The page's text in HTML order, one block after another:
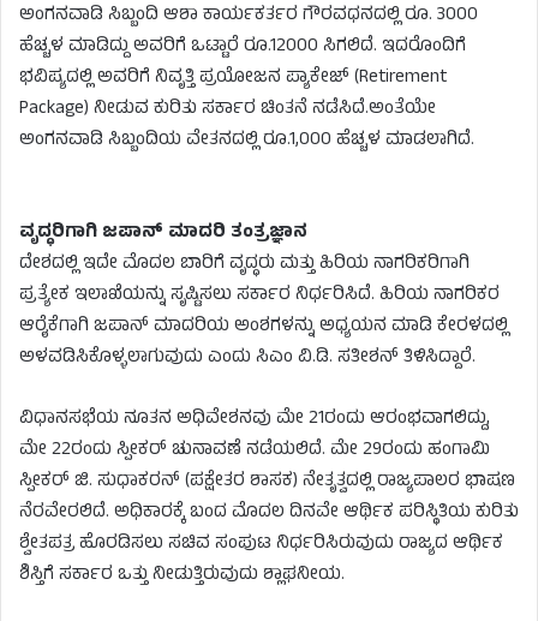
ಅಂಗನವಾಡಿ ಸಿಬ್ಬಂದಿ ಆಶಾ ಕಾರ್ಯಕರ್ತರ ಗೌರವಧನದಲ್ಲಿ ರೂ. 3000
ಹೆಚ್ಚಳ ಮಾಡಿದ್ದು ಅವರಿಗೆ ಒಟ್ಟಾರೆ ರೂ.12000 ಸಿಗಲಿದೆ. ಇದರೊಂದಿಗೆ
ಭವಿಷ್ಯದಲ್ಲಿ ಅವರಿಗೆ ನಿವೃತ್ತಿ ಪ್ರಯೋಜನ ಪ್ಯಾಕೇಜ್ (Retirement
Package) ನೀಡುವ ಕುರಿತು ಸರ್ಕಾರ ಚಿಂತನೆ ನಡೆಸಿದೆ.ಅಂತೆಯೇ
ಅಂಗನವಾಡಿ ಸಿಬ್ಬಂದಿಯ ವೇತನದಲ್ಲಿ ರೂ.1,000 ಹೆಚ್ಚಳ ಮಾಡಲಾಗಿದೆ.
ವೃದ್ಧರಿಗಾಗಿ ಜಪಾನ್ ಮಾದರಿ ತಂತ್ರಜ್ಞಾನ
ದೇಶದಲ್ಲಿ ಇದೇ ಮೊದಲ ಬಾರಿಗೆ ವೃದ್ಧರು ಮತ್ತು ಹಿರಿಯ ನಾಗರಿಕರಿಗಾಗಿ
ಪ್ರತ್ಯೇಕ ಇಲಾಖೆಯನ್ನು ಸೃಷ್ಟಿಸಲು ಸರ್ಕಾರ ನಿರ್ಧರಿಸಿದೆ. ಹಿರಿಯ ನಾಗರಿಕರ
ಆರೈಕೆಗಾಗಿ ಜಪಾನ್ ಮಾದರಿಯ ಅಂಶಗಳನ್ನು ಅಧ್ಯಯನ ಮಾಡಿ ಕೇರಳದಲ್ಲಿ
ಅಳವಡಿಸಿಕೊಳ್ಳಲಾಗುವುದು ಎಂದು ಸಿಎಂ ವಿ.ಡಿ. ಸತೀಶನ್ ತಿಳಿಸಿದ್ದಾರೆ.
ವಿಧಾನಸಭೆಯ ನೂತನ ಅಧಿವೇಶನವು ಮೇ 21ರಂದು ಆರಂಭವಾಗಲಿದ್ದು,
ಮೇ 22ರಂದು ಸ್ಪೀಕರ್ ಚುನಾವಣೆ ನಡೆಯಲಿದೆ. ಮೇ 29ರಂದು ಹಂಗಾಮಿ
ಸ್ಪೀಕರ್ ಜಿ. ಸುಧಾಕರನ್ (ಪಕ್ಷೇತರ ಶಾಸಕ) ನೇತೃತ್ವದಲ್ಲಿ ರಾಜ್ಯಪಾಲರ ಭಾಷಣ
ನೆರವೇರಲಿದೆ. ಅಧಿಕಾರಕ್ಕೆ ಬಂದ ಮೊದಲ ದಿನವೇ ಆರ್ಥಿಕ ಪರಿಸ್ಥಿತಿಯ ಕುರಿತು
ಶ್ವೇತಪತ್ರ ಹೊರಡಿಸಲು ಸಚಿವ ಸಂಪುಟ ನಿರ್ಧರಿಸಿರುವುದು ರಾಜ್ಯದ ಆರ್ಥಿಕ
ಶಿಸ್ತಿಗೆ ಸರ್ಕಾರ ಒತ್ತು ನೀಡುತ್ತಿರುವುದು ಶ್ಲಾಘನೀಯ.